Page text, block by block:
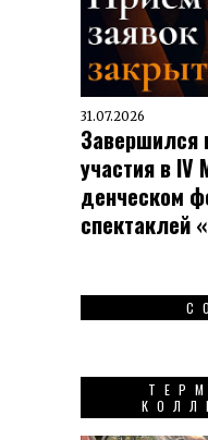
31.07.2026
Завершился
участия в
ден­чес­ком
спек­таклей